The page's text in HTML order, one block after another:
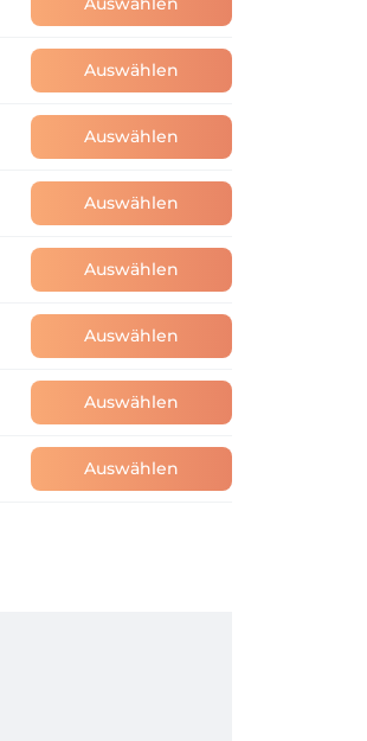
Auswählen
Auswählen
Auswählen
Auswählen
Auswählen
Auswählen
Auswählen